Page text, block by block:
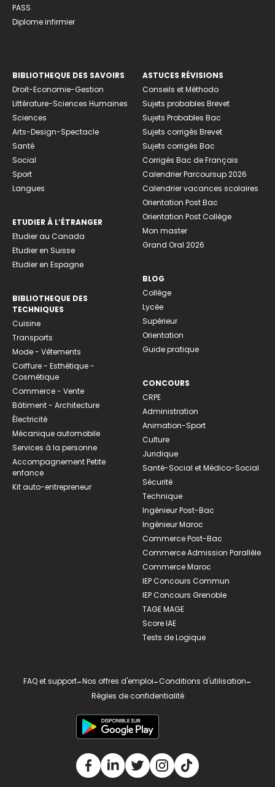
PASS
Diplome infirmier
BIBLIOTHEQUE DES SAVOIRS
Droit-Economie-Gestion
Littérature-Sciences Humaines
Sciences
Arts-Design-Spectacle
Santé
Social
Sport
Langues
ETUDIER À L’ÉTRANGER
Etudier au Canada
Etudier en Suisse
Etudier en Espagne
BIBLIOTHEQUE DES
TECHNIQUES
Cuisine
Transports
Mode - Vêtements
Coiffure - Esthétique -
Cosmétique
Commerce - Vente
Bâtiment - Architecture
Électricité
Mécanique automobile
Services à la personne
Accompagnement Petite
enfance
Kit auto-entrepreneur
ASTUCES RÉVISIONS
Conseils et Méthodo
Sujets probables Brevet
Sujets Probables Bac
Sujets corrigés Brevet
Sujets corrigés Bac
Corrigés Bac de Français
Calendrier Parcoursup 2026
Calendrier vacances scolaires
Orientation Post Bac
Orientation Post Collège
Mon master
Grand Oral 2026
BLOG
Collège
Lycée
Supérieur
Orientation
Guide pratique
CONCOURS
CRPE
Administration
Animation-Sport
Culture
Juridique
Santé-Social et Médico-Social
Sécurité
Technique
Ingénieur Post-Bac
Ingénieur Maroc
Commerce Post-Bac
Commerce Admission Parallèle
Commerce Maroc
IEP Concours Commun
IEP Concours Grenoble
TAGE MAGE
Score IAE
Tests de Logique
FAQ et support-Nos offres d'emploi-Conditions d'utilisation-
Règles de confidentialité